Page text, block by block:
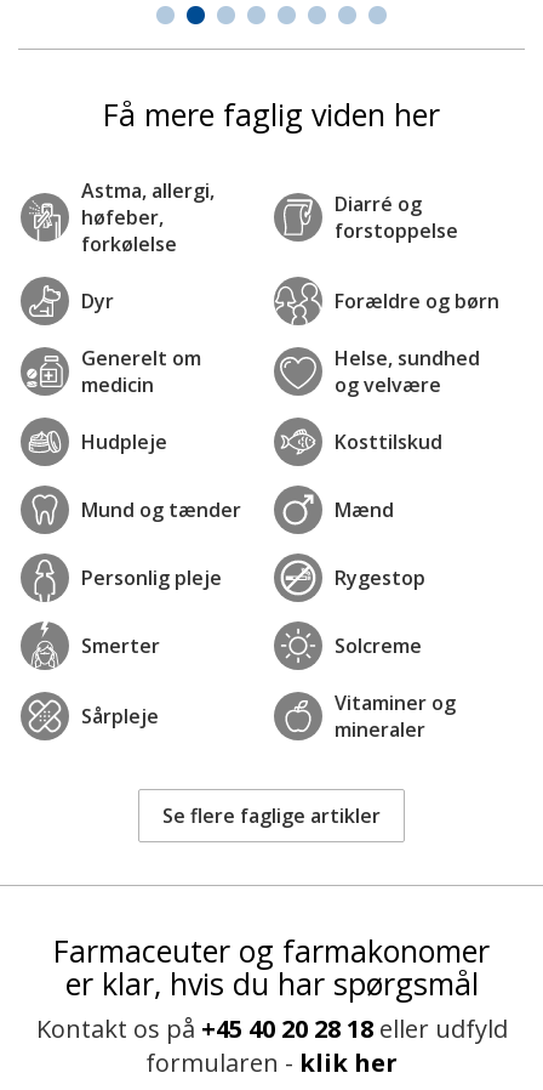
Få mere faglig viden her
Astma, allergi,
høfeber,
forkølelse
Diarré og
forstoppelse
Dyr Forældre og børn
Generelt om
medicin
Helse, sundhed
og velvære
Hudpleje Kosttilskud
Mund og tænder Mænd
Personlig pleje Rygestop
Smerter Solcreme
Sårpleje
Vitaminer og
mineraler
Se flere faglige artikler
Farmaceuter og farmakonomer
er klar, hvis du har spørgsmål
Kontakt os på +45 40 20 28 18eller udfyld
formularen - klik her